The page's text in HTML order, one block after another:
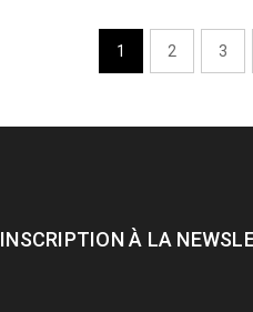
1 2 3
INSCRIPTION À LA